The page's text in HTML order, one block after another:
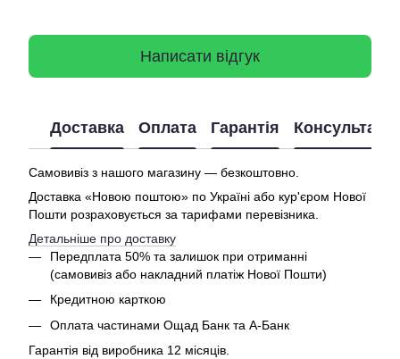
Написати відгук
Доставка Оплата Гарантія Консультація
Самовивіз з нашого магазину — безкоштовно.
Доставка «Новою поштою» по Україні або кур'єром Нової
Пошти розраховується за тарифами перевізника.
Детальніше про доставку
Передплата 50% та залишок при отриманні
(самовивіз або накладний платіж Нової Пошти)
Кредитною карткою
Оплата частинами Ощад Банк та А-Банк
Гарантія від виробника 12 місяців.